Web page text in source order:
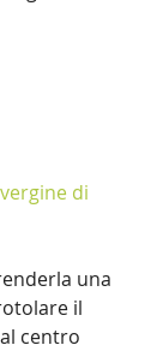
di
una
il
centro